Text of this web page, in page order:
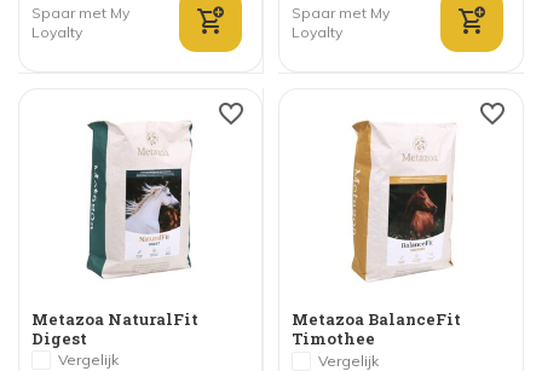
Spaar met My
Loyalty
Spaar met My
Loyalty
Metazoa NaturalFit
Digest
Vergelijk
Metazoa BalanceFit
Timothee
Vergelijk